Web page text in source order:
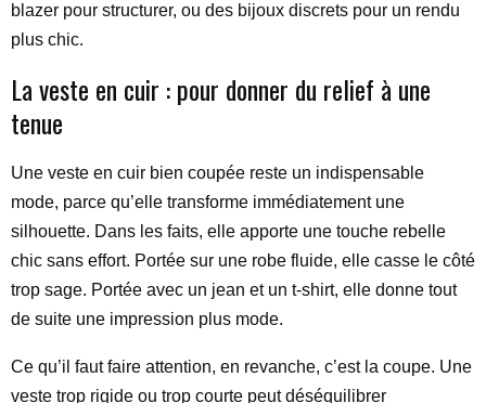
blazer pour structurer, ou des bijoux discrets pour un rendu
plus chic.
La veste en cuir : pour donner du relief à une
tenue
Une veste en cuir bien coupée reste un indispensable
mode, parce qu’elle transforme immédiatement une
silhouette. Dans les faits, elle apporte une touche rebelle
chic sans effort. Portée sur une robe fluide, elle casse le côté
trop sage. Portée avec un jean et un t-shirt, elle donne tout
de suite une impression plus mode.
Ce qu’il faut faire attention, en revanche, c’est la coupe. Une
veste trop rigide ou trop courte peut déséquilibrer